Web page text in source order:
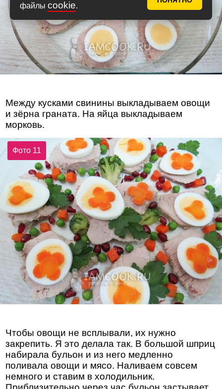
файлы cookie.
Между кусками свинины выкладываем овощи
и зёрна граната. На яйца выкладываем
морковь.
Фото 11
Чтобы овощи не всплывали, их нужно
закрепить. Я это делала так. В большой шприц
набирала бульон и из него медленно
поливала овощи и мясо. Наливаем совсем
немного и ставим в холодильник.